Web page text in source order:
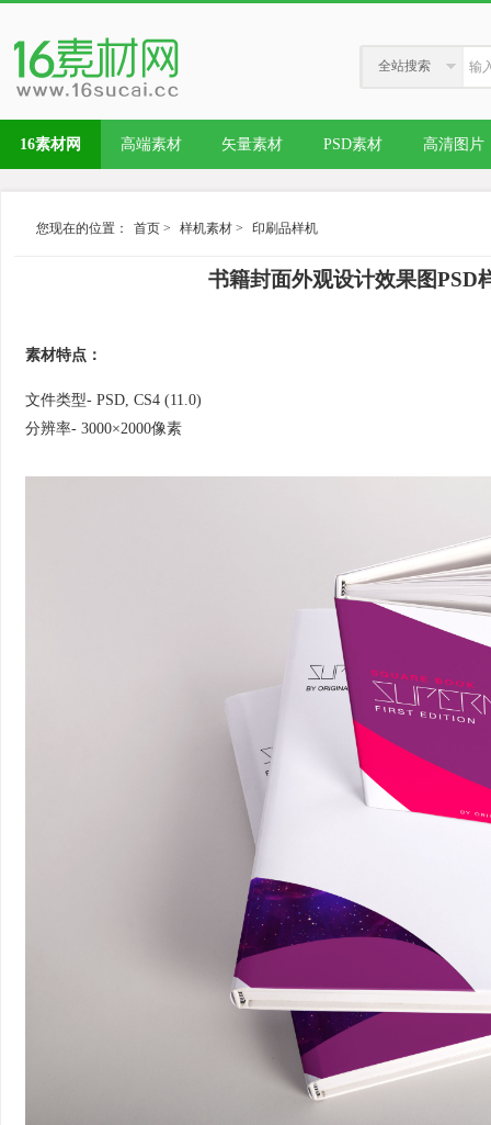
全站搜索
16素材网 高端素材 矢量素材 PSD素材 高清图片
您现在的位置： 首页 > 样机素材 > 印刷品样机
书籍封面外观设计效果图PSD
素材特点：
文件类型- PSD, CS4 (11.0)
分辨率- 3000×2000像素